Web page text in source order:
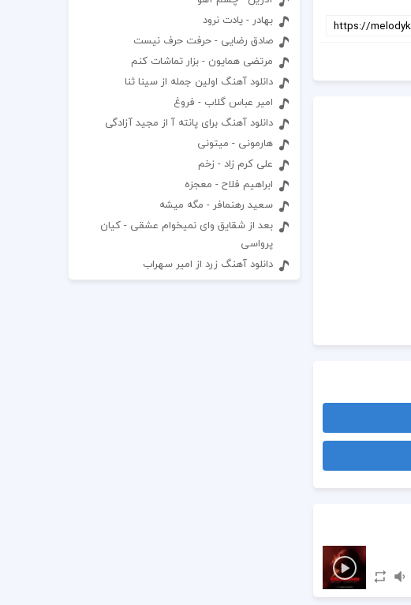
بهادر - یادت نرود
صادق رضایی - حرفت حرف نیست
مرتضی همایون - بزار تماشات کنم
دانلود آهنگ اولین جمله از سینا ثنا
امیر عباس گلاب - فروغ
دانلود آهنگ برای پانته آ از مجید آزادگی
هارمونی - میتونی
علی کرم زاد - زخم
ابراهیم فلاح - معجزه
سعید رهنمافر - مگه میشه
بعد از شقایق وای نمیخوام عشقی - کیان
پرواسی
دانلود آهنگ زرد از امیر سهراب